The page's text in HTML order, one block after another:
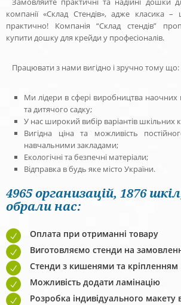
компанії «Склад Стендів», адже класика
практично! Компанія “Склад стендів”
купити дошку для крейди у професіоналів.
Працювати з нами вигідно і зручно тому що:
Ми лідери в сфері виробництва наочних
та дитячого садку;
У нас широкий вибір варіантів
Вигідна ціна та можливість
навчальними закладами;
Екологічні та безпечні матеріали;
Відправка в будь яке місто України.
4965 организацій, 1876
обрали нас:
Оплата при отриманні товару
Виготовляємо стенди на
Стенди з кишенями та кріпленням
Можливість додати ламінацію
Розробка індивідуального макету